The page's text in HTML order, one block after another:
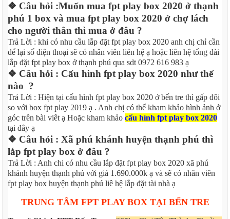
❖ Câu hỏi :Muốn mua fpt play box 2020 ở thạnh
phú 1 box và mua fpt play box 2020 ở chợ lách
cho người thân thì mua ở đâu ?
Trả Lời : khi có nhu cầu lắp đặt fpt play box 2020 anh chị chỉ cần
để lại số điện thoại sẽ có nhân viên liên hệ ạ hoặc liên hệ tổng đài
lắp đặt fpt play box ở thạnh phú qua sdt 0972 616 983 ạ
❖ Câu hỏi : Cấu hình fpt play box 2020 như thế
nào ?
Trả Lời : Hiện tại cấu hình fpt play box 2020 ở bến tre thì gấp đôi
so với box fpt play 2019 ạ . Anh chị có thể kham khảo hình ảnh ở
góc trên bài viêt ạ Hoặc kham khảocấu hình fpt play box 2020
tại đây ạ
❖ Câu hỏi : Xã phú khánh huyện thạnh phú thì
lắp fpt play box ở đâu ?
Trả Lời : Anh chi có nhu cầu lắp đặt fpt play box 2020 xã phú
khánh huyện thạnh phú với giá 1.690.000k ạ và sẽ có nhân viên
fpt play box huyện thạnh phú liê hệ lắp đặt tài nhà ạ
TRUNG TÂM FPT PLAY BOX TẠI BẾN TRE